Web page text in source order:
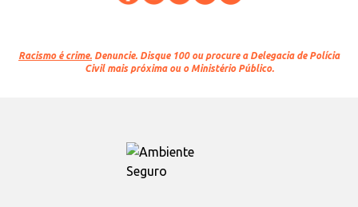
Racismo é crime. Denuncie. Disque 100 ou procure a Delegacia de Polícia
Civil mais próxima ou o Ministério Público.